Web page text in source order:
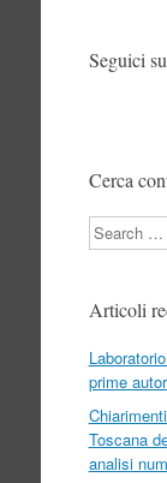
Seguici
Cerca
Search
Articoli
prime
Toscana
analisi